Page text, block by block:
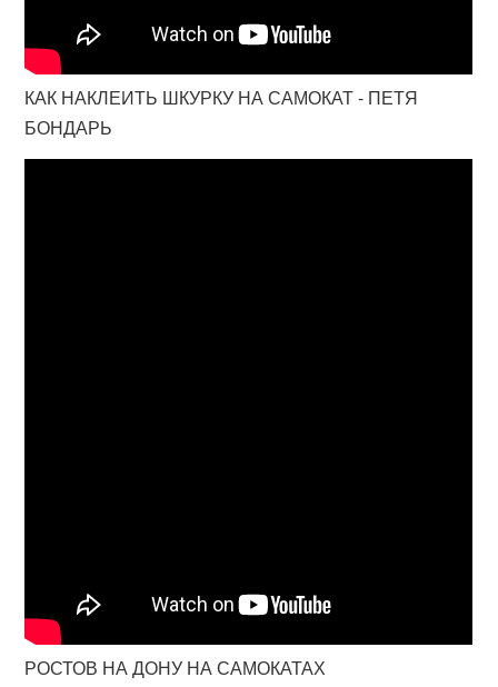
КАК НАКЛЕИТЬ ШКУРКУ НА САМОКАТ - ПЕТЯ
БОНДАРЬ
РОСТОВ НА ДОНУ НА САМОКАТАХ